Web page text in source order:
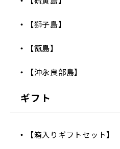
【獅子島】
【甑島】
【沖永良部島】
ギフト
【箱入りギフトセット】